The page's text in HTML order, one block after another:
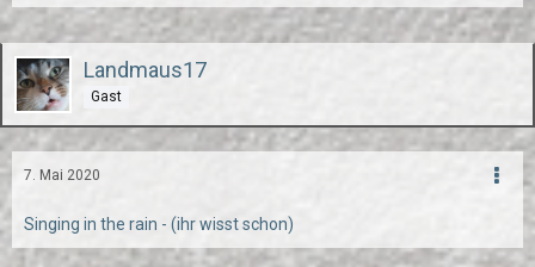
Landmaus17
Gast
7. Mai 2020
Singing in the rain - (ihr wisst schon)